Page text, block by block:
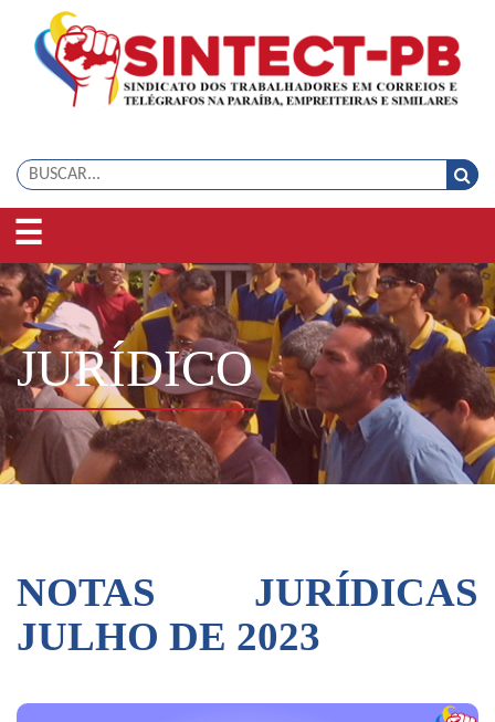
☰
JURÍDICO
NOTAS JURÍDICAS
JULHO DE 2023